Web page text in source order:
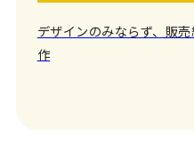
デザインのみならず、販
作